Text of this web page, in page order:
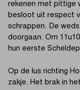
rekenen met pittige
besloot uit respect
schrappen. De
doorgaan. Om
hun eerste
Op de lus richting
zakje. Het brak in